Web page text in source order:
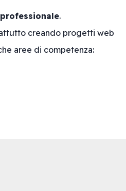
.
creando progetti web
aree di competenza: